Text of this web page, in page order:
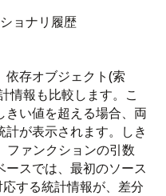
ョナリ履歴
依存オブジェクト(索
情報も比較します。こ
きい値を超える場合、両
が表示されます。しき
ファンクションの引数
ースでは、最初のソース
する統計情報が、差分